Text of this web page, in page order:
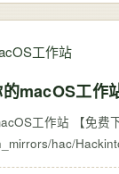
macOS工作
工作站 【免